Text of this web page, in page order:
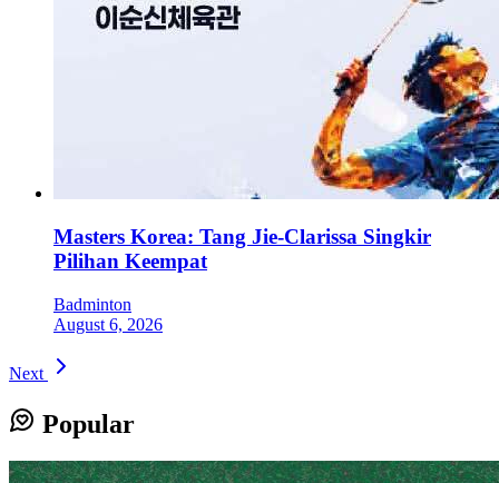
Masters Korea: Tang Jie-Clarissa Singkir
Pilihan Keempat
Badminton
August 6, 2026
Next
Popular